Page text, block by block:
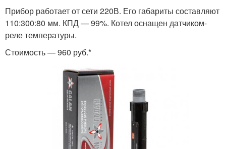
Прибор работает от сети 220В. Его габариты составляют
110:300:80 мм. КПД — 99%. Котел оснащен датчиком-
реле температуры.
Стоимость — 960 руб.*